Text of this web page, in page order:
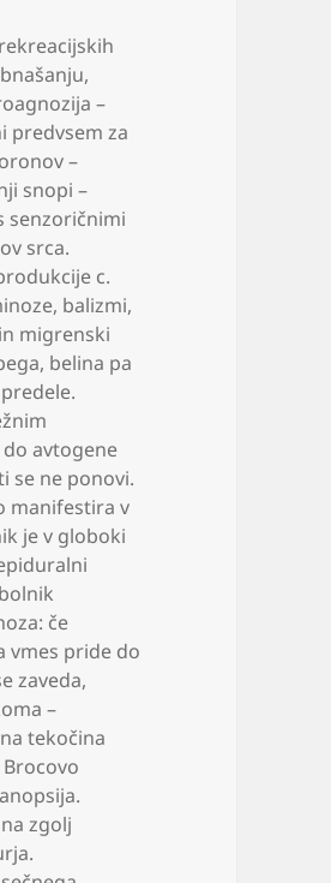
,
–
predvsem za
–
snopi –
senzoričnimi
srca.
c.
, balizmi,
migrenski
, belina pa
avtogene
se ne ponovi.
manifestira v
je v globoki
bolnik
če
vmes pride do
zaveda,
–
tekočina
Brocovo
zgolj